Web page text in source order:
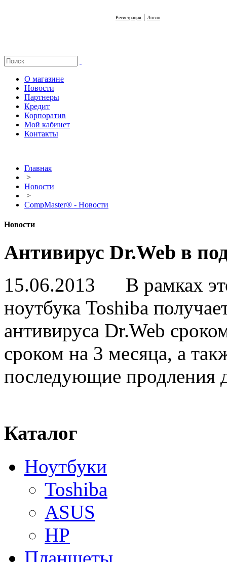
Регистрация | Логин
О магазине
Новости
Партнеры
Кредит
Корпоратив
Мой кабинет
Контакты
Главная
>
Новости
>
CompMaster® - Новости
Новости
Антивирус Dr.Web в
15.06.2013 В рамках
ноутбука Toshiba
антивируса Dr.Web
сроком на 3 месяца, а
последующие продления
Каталог
Ноутбуки
Toshiba
ASUS
HP
Планшеты